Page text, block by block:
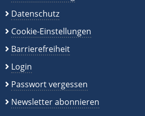
Datenschutz
Cookie-Einstellungen
Barrierefreiheit
Login
Passwort vergessen
Newsletter abonnieren